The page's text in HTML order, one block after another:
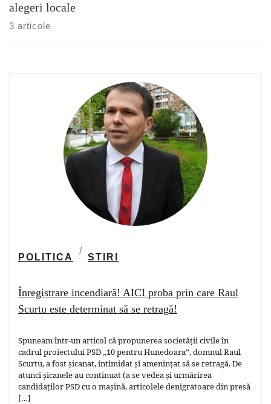
alegeri locale
3 articole
POLITICA STIRI
Înregistrare incendiară! AICI proba prin care Raul
Scurtu este determinat să se retragă!
Spuneam într-un articol că propunerea societății civile în
cadrul proiectului PSD „10 pentru Hunedoara”, domnul Raul
Scurtu, a fost șicanat, intimidat și amenințat să se retragă. De
atunci șicanele au continuat (a se vedea și urmărirea
candidaților PSD cu o mașină, articolele denigratoare din presă
[…]